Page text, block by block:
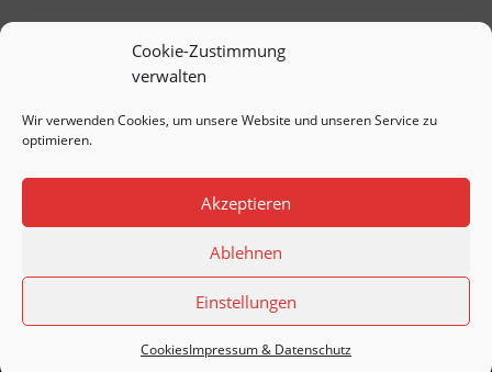
Cookie-Zustimmung
verwalten
Wir verwenden Cookies, um unsere Website und unseren Service zu
optimieren.
Akzeptieren
Ablehnen
Einstellungen
CookiesImpressum & Datenschutz
Copyright © 2020 SDAJ
Reserved.Impressum & Datenschutz